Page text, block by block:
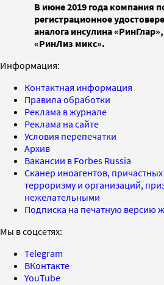
В июне 2019 года компания
регистрационное
аналога инсулина
«РинЛиз микс».
Информация:
Контактная информация
Правила обработки
Реклама в журнале
Реклама на сайте
Условия перепечатки
Архив
Вакансии в Forbes Russia
Сканер иноагентов,
терроризму и организаций,
нежелательными
Подписка на печатную версию
Мы в соцсетях:
Telegram
ВКонтакте
YouTube